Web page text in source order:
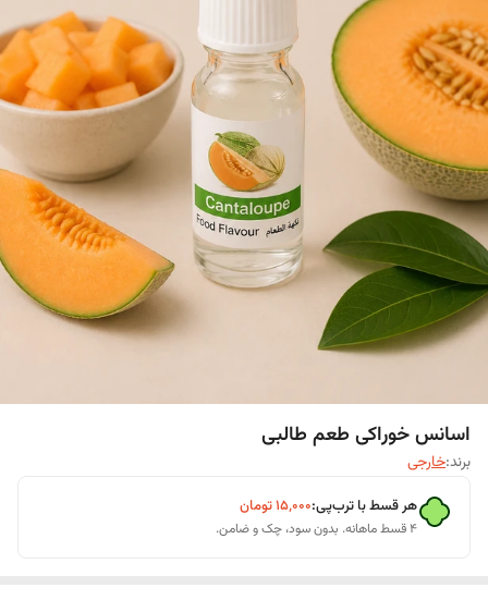
اسانس خوراکی طعم طالبی
برند:خارجی
هر قسط با ترب‌پی:۱۵٬۰۰۰تومان
۴ قسط ماهانه. بدون سود، چک و ضامن.